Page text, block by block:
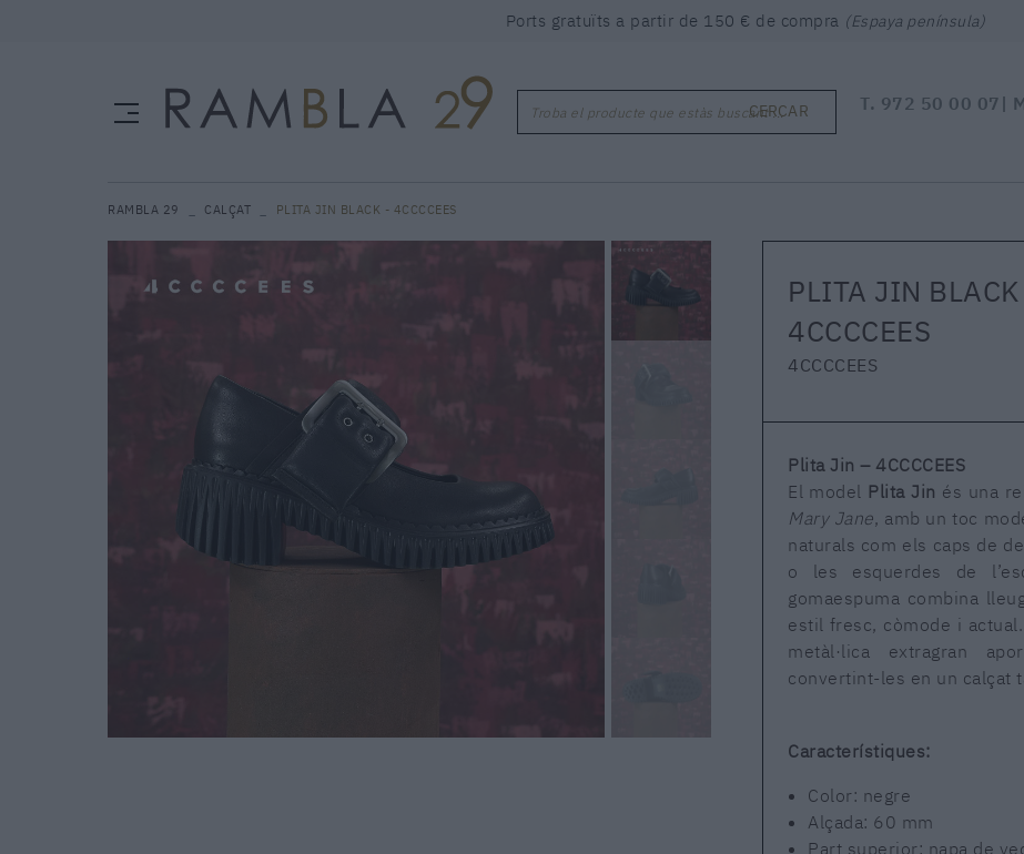
Ports gratuïts a partir de 150 € de compra (Espaya península)
Troba el producte que estàs buscant ...
CERCAR T. 972 50 00 07 |
RAMBLA 29 CALÇAT PLITA JIN BLACK - 4CCCCEES
PLITA JIN
4CCCCEES
4CCCCEES
Plita Jin – 4CCCCEES
El model Plita Jin és una
Mary Jane, amb un toc
naturals com els caps de
o les esquerdes de
gomaespuma combina
estil fresc, còmode i
metàl·lica extragran
convertint-les en un calçat
Característiques:
Color: negre
Alçada: 60 mm
Part superior: napa de